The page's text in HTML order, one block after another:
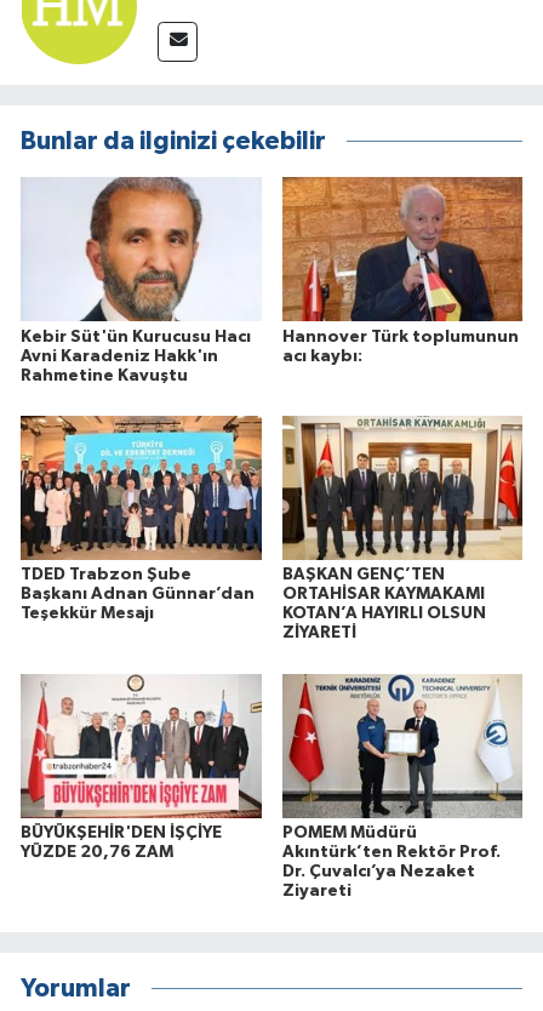
Bunlar da ilginizi çekebilir
Kebir Süt'ün Kurucusu Hacı
Avni Karadeniz Hakk'ın
Rahmetine Kavuştu
Hannover Türk toplumunun
acı kaybı:
TDED Trabzon Şube
Başkanı Adnan Günnar’dan
Teşekkür Mesajı
BAŞKAN GENÇ’TEN
ORTAHİSAR KAYMAKAMI
KOTAN’A HAYIRLI OLSUN
ZİYARETİ
BÜYÜKŞEHİR'DEN İŞÇİYE
YÜZDE 20,76 ZAM
POMEM Müdürü
Akıntürk’ten Rektör Prof.
Dr. Çuvalcı’ya Nezaket
Ziyareti
Yorumlar